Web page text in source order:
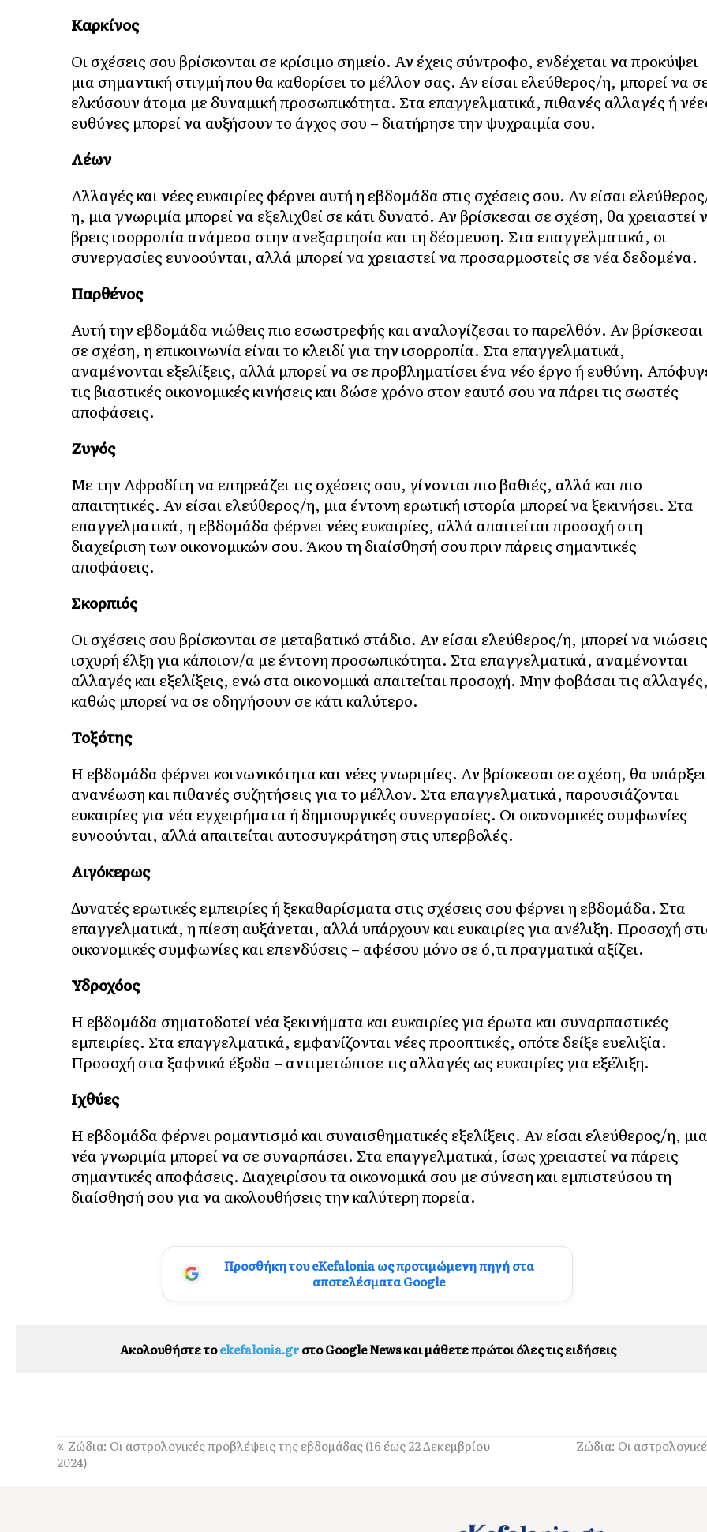
Καρκίνος
Οι σχέσεις σου βρίσκονται σε κρίσιμο σημείο. Αν έχεις σύντροφο, ενδέχεται να προκύψει
μια σημαντική στιγμή που θα καθορίσει το μέλλον σας. Αν είσαι ελεύθερος/η, μπορεί να
ελκύσουν άτομα με δυναμική προσωπικότητα. Στα επαγγελματικά, πιθανές αλλαγές ή
ευθύνες μπορεί να αυξήσουν το άγχος σου – διατήρησε την ψυχραιμία σου.
Λέων
Αλλαγές και νέες ευκαιρίες φέρνει αυτή η εβδομάδα στις σχέσεις σου. Αν είσαι
η, μια γνωριμία μπορεί να εξελιχθεί σε κάτι δυνατό. Αν βρίσκεσαι σε σχέση, θα χρειαστεί
βρεις ισορροπία ανάμεσα στην ανεξαρτησία και τη δέσμευση. Στα επαγγελματικά, οι
συνεργασίες ευνοούνται, αλλά μπορεί να χρειαστεί να προσαρμοστείς σε νέα δεδομένα.
Παρθένος
Αυτή την εβδομάδα νιώθεις πιο εσωστρεφής και αναλογίζεσαι το παρελθόν. Αν βρίσκεσαι
σε σχέση, η επικοινωνία είναι το κλειδί για την ισορροπία. Στα επαγγελματικά,
αναμένονται εξελίξεις, αλλά μπορεί να σε προβληματίσει ένα νέο έργο ή ευθύνη.
τις βιαστικές οικονομικές κινήσεις και δώσε χρόνο στον εαυτό σου να πάρει τις σωστές
αποφάσεις.
Ζυγός
Με την Αφροδίτη να επηρεάζει τις σχέσεις σου, γίνονται πιο βαθιές, αλλά και πιο
απαιτητικές. Αν είσαι ελεύθερος/η, μια έντονη ερωτική ιστορία μπορεί να ξεκινήσει. Στα
επαγγελματικά, η εβδομάδα φέρνει νέες ευκαιρίες, αλλά απαιτείται προσοχή στη
διαχείριση των οικονομικών σου. Άκου τη διαίσθησή σου πριν πάρεις σημαντικές
αποφάσεις.
Σκορπιός
Οι σχέσεις σου βρίσκονται σε μεταβατικό στάδιο. Αν είσαι ελεύθερος/η, μπορεί να νιώσεις
ισχυρή έλξη για κάποιον/α με έντονη προσωπικότητα. Στα επαγγελματικά, αναμένονται
αλλαγές και εξελίξεις, ενώ στα οικονομικά απαιτείται προσοχή. Μην φοβάσαι τις αλλαγές,
καθώς μπορεί να σε οδηγήσουν σε κάτι καλύτερο.
Τοξότης
Η εβδομάδα φέρνει κοινωνικότητα και νέες γνωριμίες. Αν βρίσκεσαι σε σχέση, θα υπάρξει
ανανέωση και πιθανές συζητήσεις για το μέλλον. Στα επαγγελματικά, παρουσιάζονται
ευκαιρίες για νέα εγχειρήματα ή δημιουργικές συνεργασίες. Οι οικονομικές συμφωνίες
ευνοούνται, αλλά απαιτείται αυτοσυγκράτηση στις υπερβολές.
Αιγόκερως
Δυνατές ερωτικές εμπειρίες ή ξεκαθαρίσματα στις σχέσεις σου φέρνει η εβδομάδα. Στα
επαγγελματικά, η πίεση αυξάνεται, αλλά υπάρχουν και ευκαιρίες για ανέλιξη. Προσοχή
οικονομικές συμφωνίες και επενδύσεις – αφέσου μόνο σε ό,τι πραγματικά αξίζει.
Υδροχόος
Η εβδομάδα σηματοδοτεί νέα ξεκινήματα και ευκαιρίες για έρωτα και συναρπαστικές
εμπειρίες. Στα επαγγελματικά, εμφανίζονται νέες προοπτικές, οπότε δείξε ευελιξία.
Προσοχή στα ξαφνικά έξοδα – αντιμετώπισε τις αλλαγές ως ευκαιρίες για εξέλιξη.
Ιχθύες
Η εβδομάδα φέρνει ρομαντισμό και συναισθηματικές εξελίξεις. Αν είσαι ελεύθερος/η, μια
νέα γνωριμία μπορεί να σε συναρπάσει. Στα επαγγελματικά, ίσως χρειαστεί να πάρεις
σημαντικές αποφάσεις. Διαχειρίσου τα οικονομικά σου με σύνεση και εμπιστεύσου τη
διαίσθησή σου για να ακολουθήσεις την καλύτερη πορεία.
Προσθήκη του eKefalonia ως προτιμώμενη πηγή στα
αποτελέσματα Google
Ακολουθήστε τοekefalonia.grστο Google News και μάθετε πρώτοι όλες τις ειδήσεις
Ζώδια: Οι αστρολογικές προβλέψεις της εβδομάδας (16 έως 22 Δεκεμβρίου
2024)
Ζώδια: Οι